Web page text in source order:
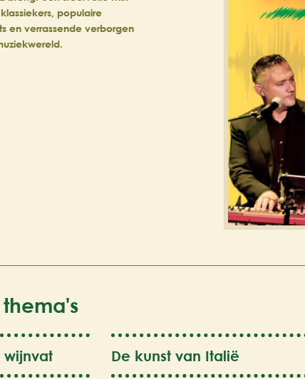
populaire
en verrassende verborgen
wijnvat De kunst van Italië